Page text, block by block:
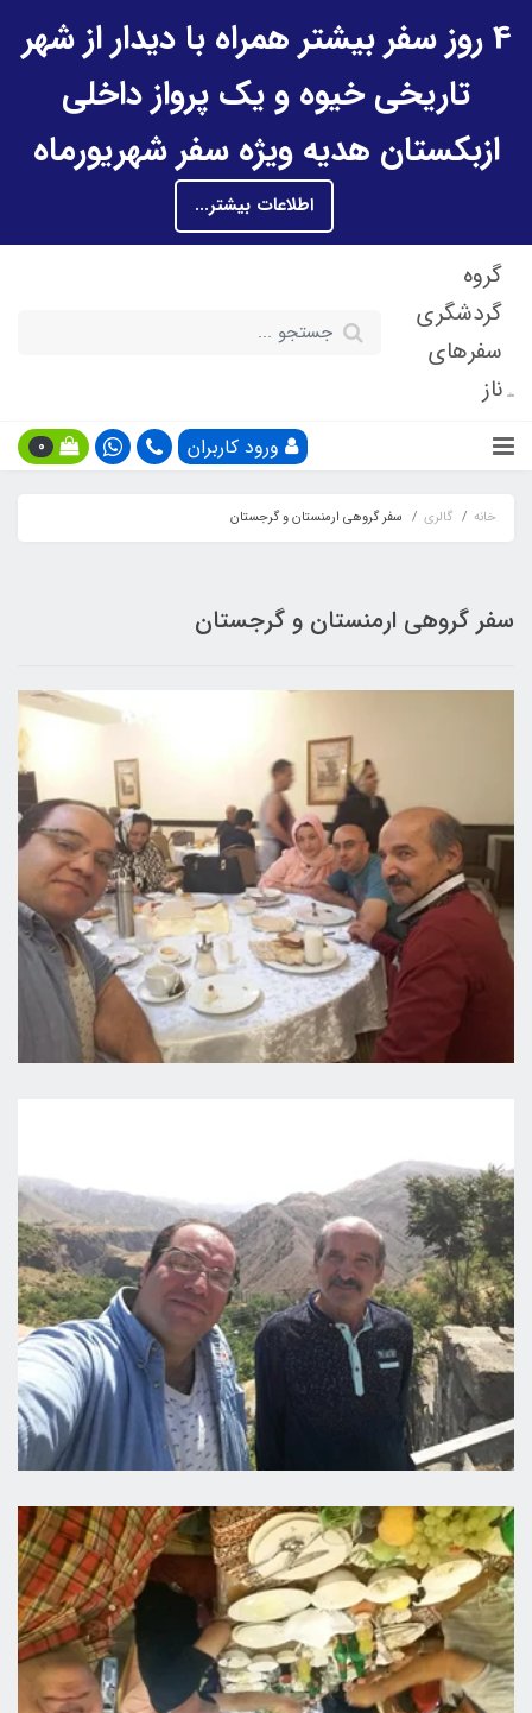
4 روز سفر بیشتر همراه با دیدار از شهر
تاریخی خیوه و یک پرواز داخلی
ازبکستان هدیه ویژه سفر شهریورماه
اطلاعات بیشتر...
گروه
گردشگری
سفرهای
ناز
ورود کاربران 0
خانه گالری سفر گروهی ارمنستان و گرجستان
سفر گروهی ارمنستان و گرجستان